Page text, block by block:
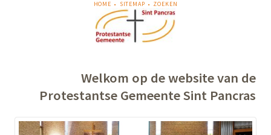
NAVIGATIE
OVERSLAAN
HOME SITEMAP ZOEKEN
Welkom op de website van de
Protestantse Gemeente Sint Pancras